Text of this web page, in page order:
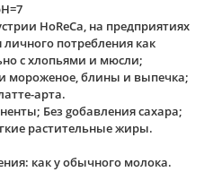
HoReCa, на предприятиях
потребления как
с хлопьями и мюсли;
мороженое, блины и выпечка;
арта.
Без goбавления сахара;
растительные жиры.
как у обычного молока.